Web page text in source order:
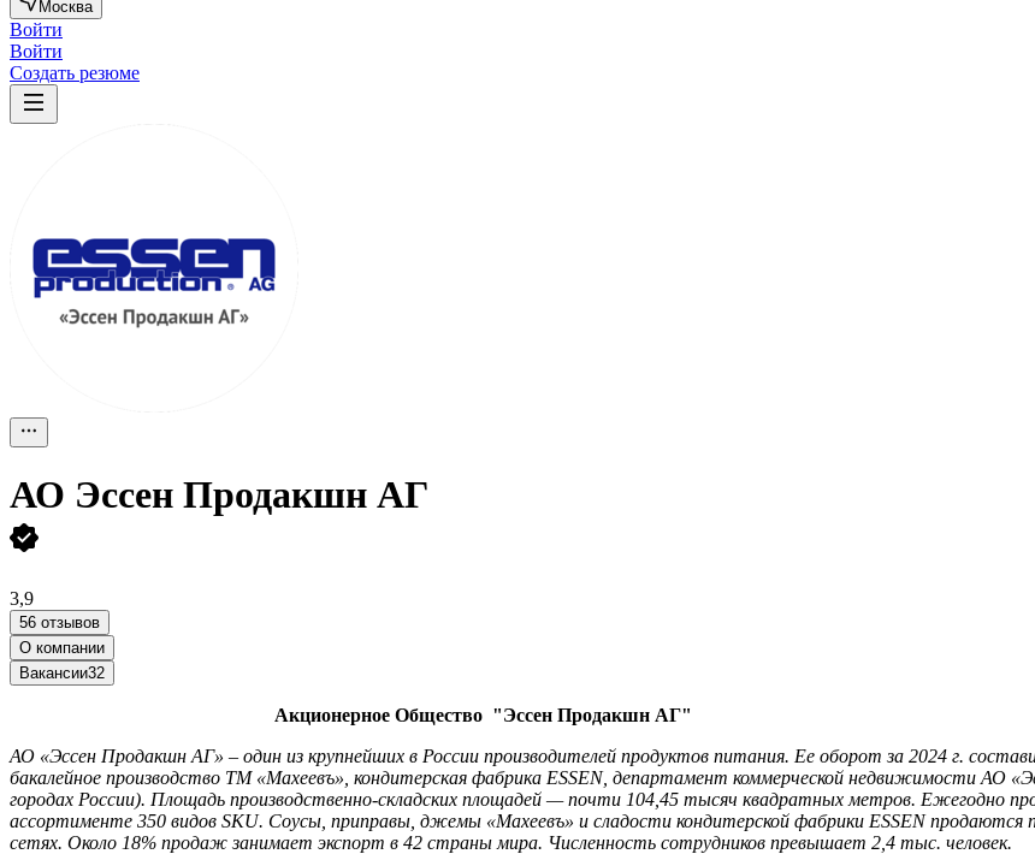
Москва
Войти
Войти
Создать резюме
АО Эссен Продакшн АГ
3,9
56 отзывов
О компании
Вакансии32
Акционерное Общество "Эссен Продакшн АГ"
АО «Эссен Продакшн АГ» – один из крупнейших в России производителей продуктов питания. Ее оборот за 2024 г.
бакалейное производство ТМ «Махеевъ», кондитерская фабрика ESSEN, департамент коммерческой недвижимости АО
городах России). Площадь производственно-складских площадей — почти 104,45 тысяч квадратных метров. Ежегодно
ассортименте 350 видов SKU. Соусы, приправы, джемы «Махеевъ» и сладости кондитерской фабрики ESSEN продаются
сетях. Около 18% продаж занимает экспорт в 42 страны мира. Численность сотрудников превышает 2,4 тыс. человек.